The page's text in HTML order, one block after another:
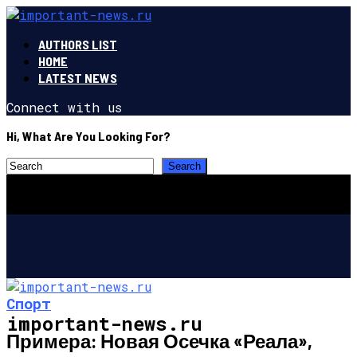
AUTHORS LIST
HOME
LATEST NEWS
Connect with us
Hi, What Are You Looking For?
important-news.ru
Спорт
Примера: Новая Осечка «Реала»,